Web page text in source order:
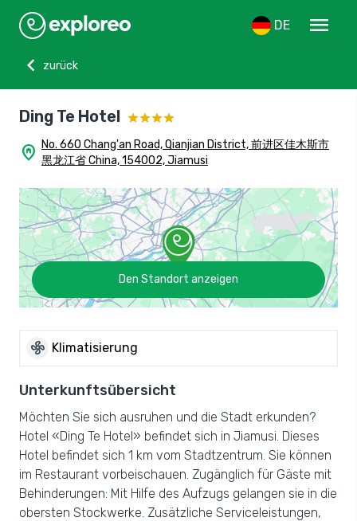
DE
menu
chevron_left
zurück
Ding Te Hotel
home_pin No. 660 Chang'an Road, Qianjian District, 前进区佳木斯市
黑龙江省 China, 154002, Jiamusi
Den Standort anzeigen
mode_fan Klimatisierung
Unterkunftsübersicht
Möchten Sie sich ausruhen und die Stadt erkunden?
Hotel «Ding Te Hotel» befindet sich in Jiamusi. Dieses
Hotel befindet sich 1 km vom Stadtzentrum. Sie können
im Restaurant vorbeischauen. Zugänglich für Gäste mit
Behinderungen: Mit Hilfe des Aufzugs gelangen sie in die
obersten Stockwerke. Zusätzliche Serviceleistungen,